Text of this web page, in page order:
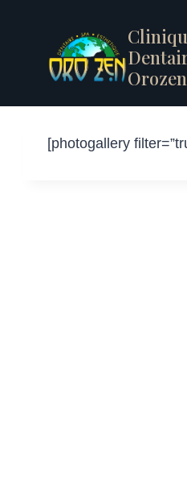
Orozen
[photogallery